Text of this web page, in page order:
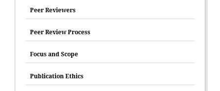
Peer Reviewers
Peer Review Process
Focus and Scope
Publication Ethics